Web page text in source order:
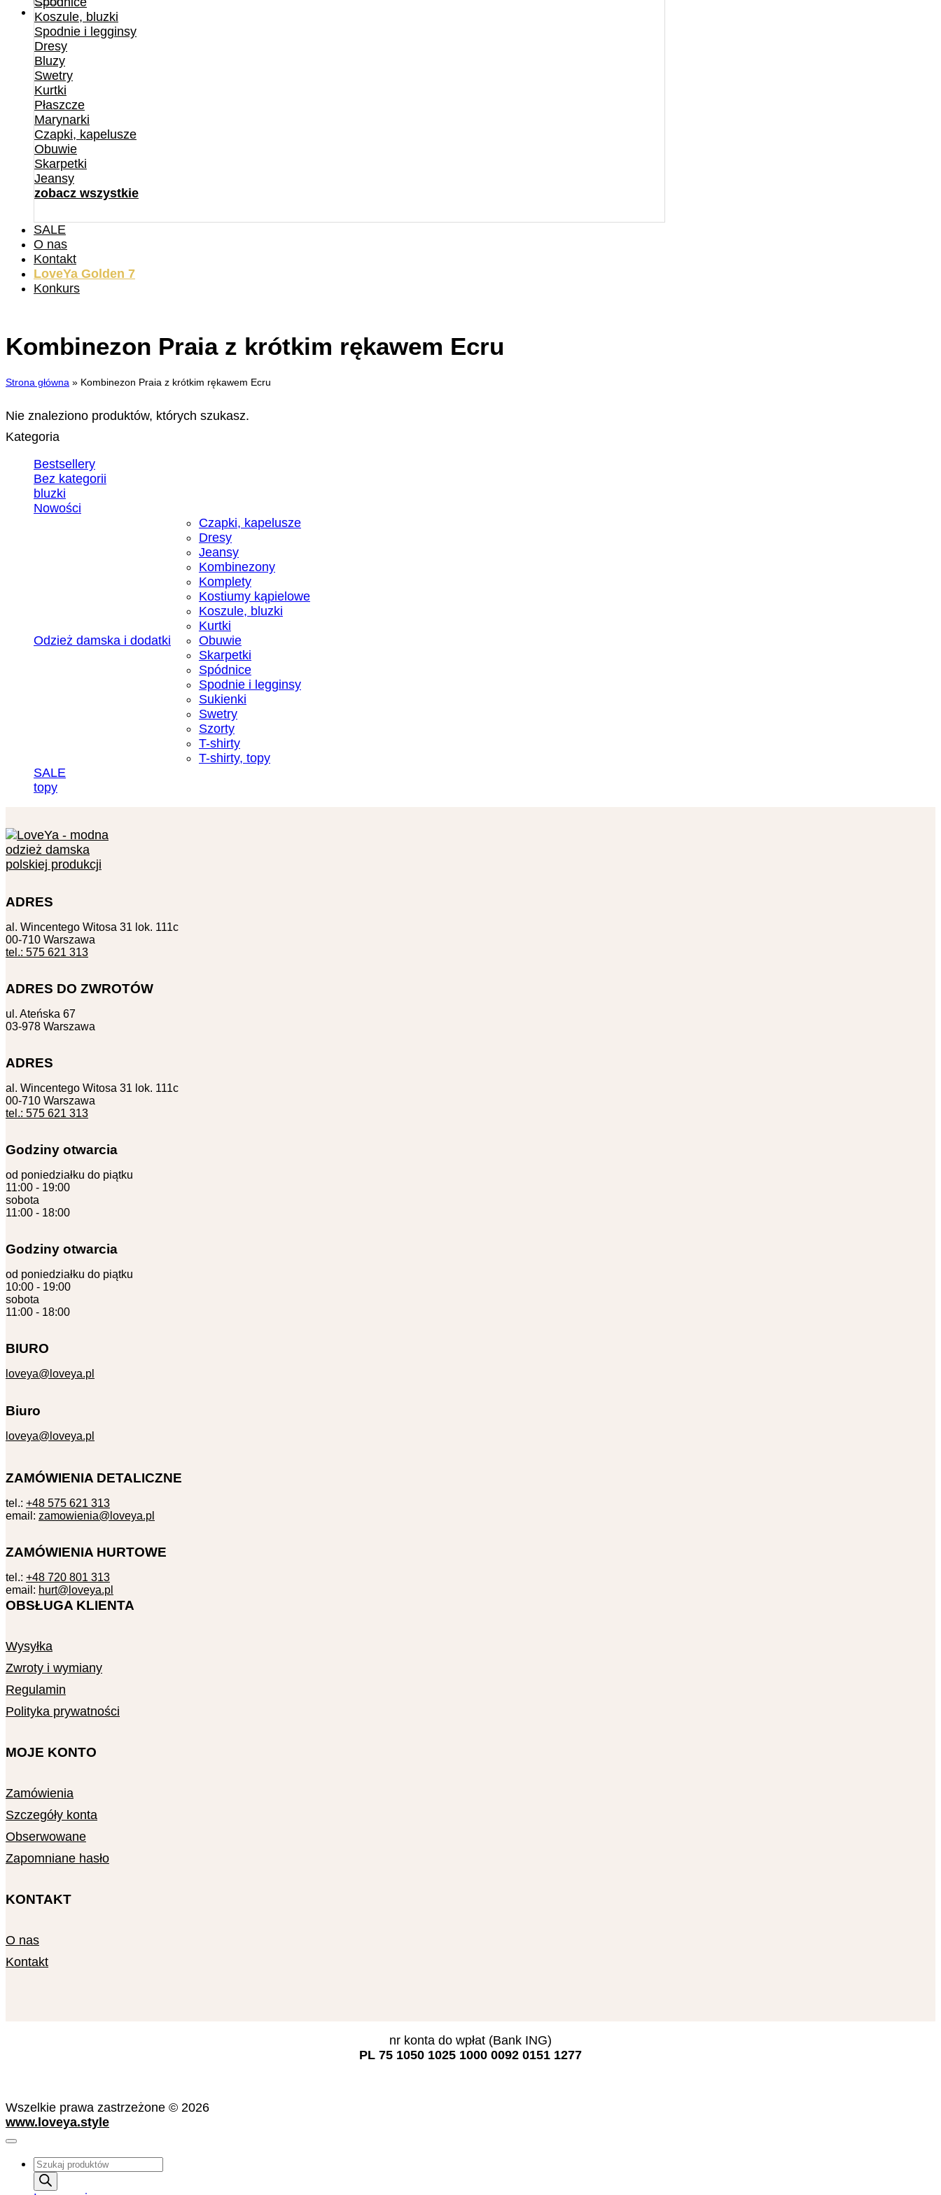
Koszule, bluzki
Spodnie i legginsy
Dresy
Bluzy
Swetry
Kurtki
Płaszcze
Marynarki
Czapki, kapelusze
Obuwie
Skarpetki
Jeansy
zobacz wszystkie
SALE
O nas
Kontakt
LoveYa Golden 7
Konkurs
Kombinezon Praia z krótkim rękawem Ecru
Strona główna » Kombinezon Praia z krótkim rękawem Ecru
Nie znaleziono produktów, których szukasz.
Kategoria
Bestsellery
Bez kategorii
bluzki
Nowości
Odzież damska i dodatki
Czapki, kapelusze
Dresy
Jeansy
Kombinezony
Komplety
Kostiumy kąpielowe
Koszule, bluzki
Kurtki
Obuwie
Skarpetki
Spódnice
Spodnie i legginsy
Sukienki
Swetry
Szorty
T-shirty
T-shirty, topy
SALE
topy
ADRES
al. Wincentego Witosa 31 lok. 111c
00-710 Warszawa
tel.: 575 621 313
ADRES DO ZWROTÓW
ul. Ateńska 67
03-978 Warszawa
ADRES
al. Wincentego Witosa 31 lok. 111c
00-710 Warszawa
tel.: 575 621 313
Godziny otwarcia
od poniedziałku do piątku
11:00 - 19:00
sobota
11:00 - 18:00
Godziny otwarcia
od poniedziałku do piątku
10:00 - 19:00
sobota
11:00 - 18:00
BIURO
loveya@loveya.pl
Biuro
loveya@loveya.pl
ZAMÓWIENIA DETALICZNE
tel.: +48 575 621 313
email: zamowienia@loveya.pl
ZAMÓWIENIA HURTOWE
tel.: +48 720 801 313
email: hurt@loveya.pl
OBSŁUGA KLIENTA
Wysyłka
Zwroty i wymiany
Regulamin
Polityka prywatności
MOJE KONTO
Zamówienia
Szczegóły konta
Obserwowane
Zapomniane hasło
KONTAKT
O nas
Kontakt
nr konta do wpłat (Bank ING)
PL 75 1050 1025 1000 0092 0151 1277
Wszelkie prawa zastrzeżone © 2026
www.loveya.style
Wyszukiwarka
produktów